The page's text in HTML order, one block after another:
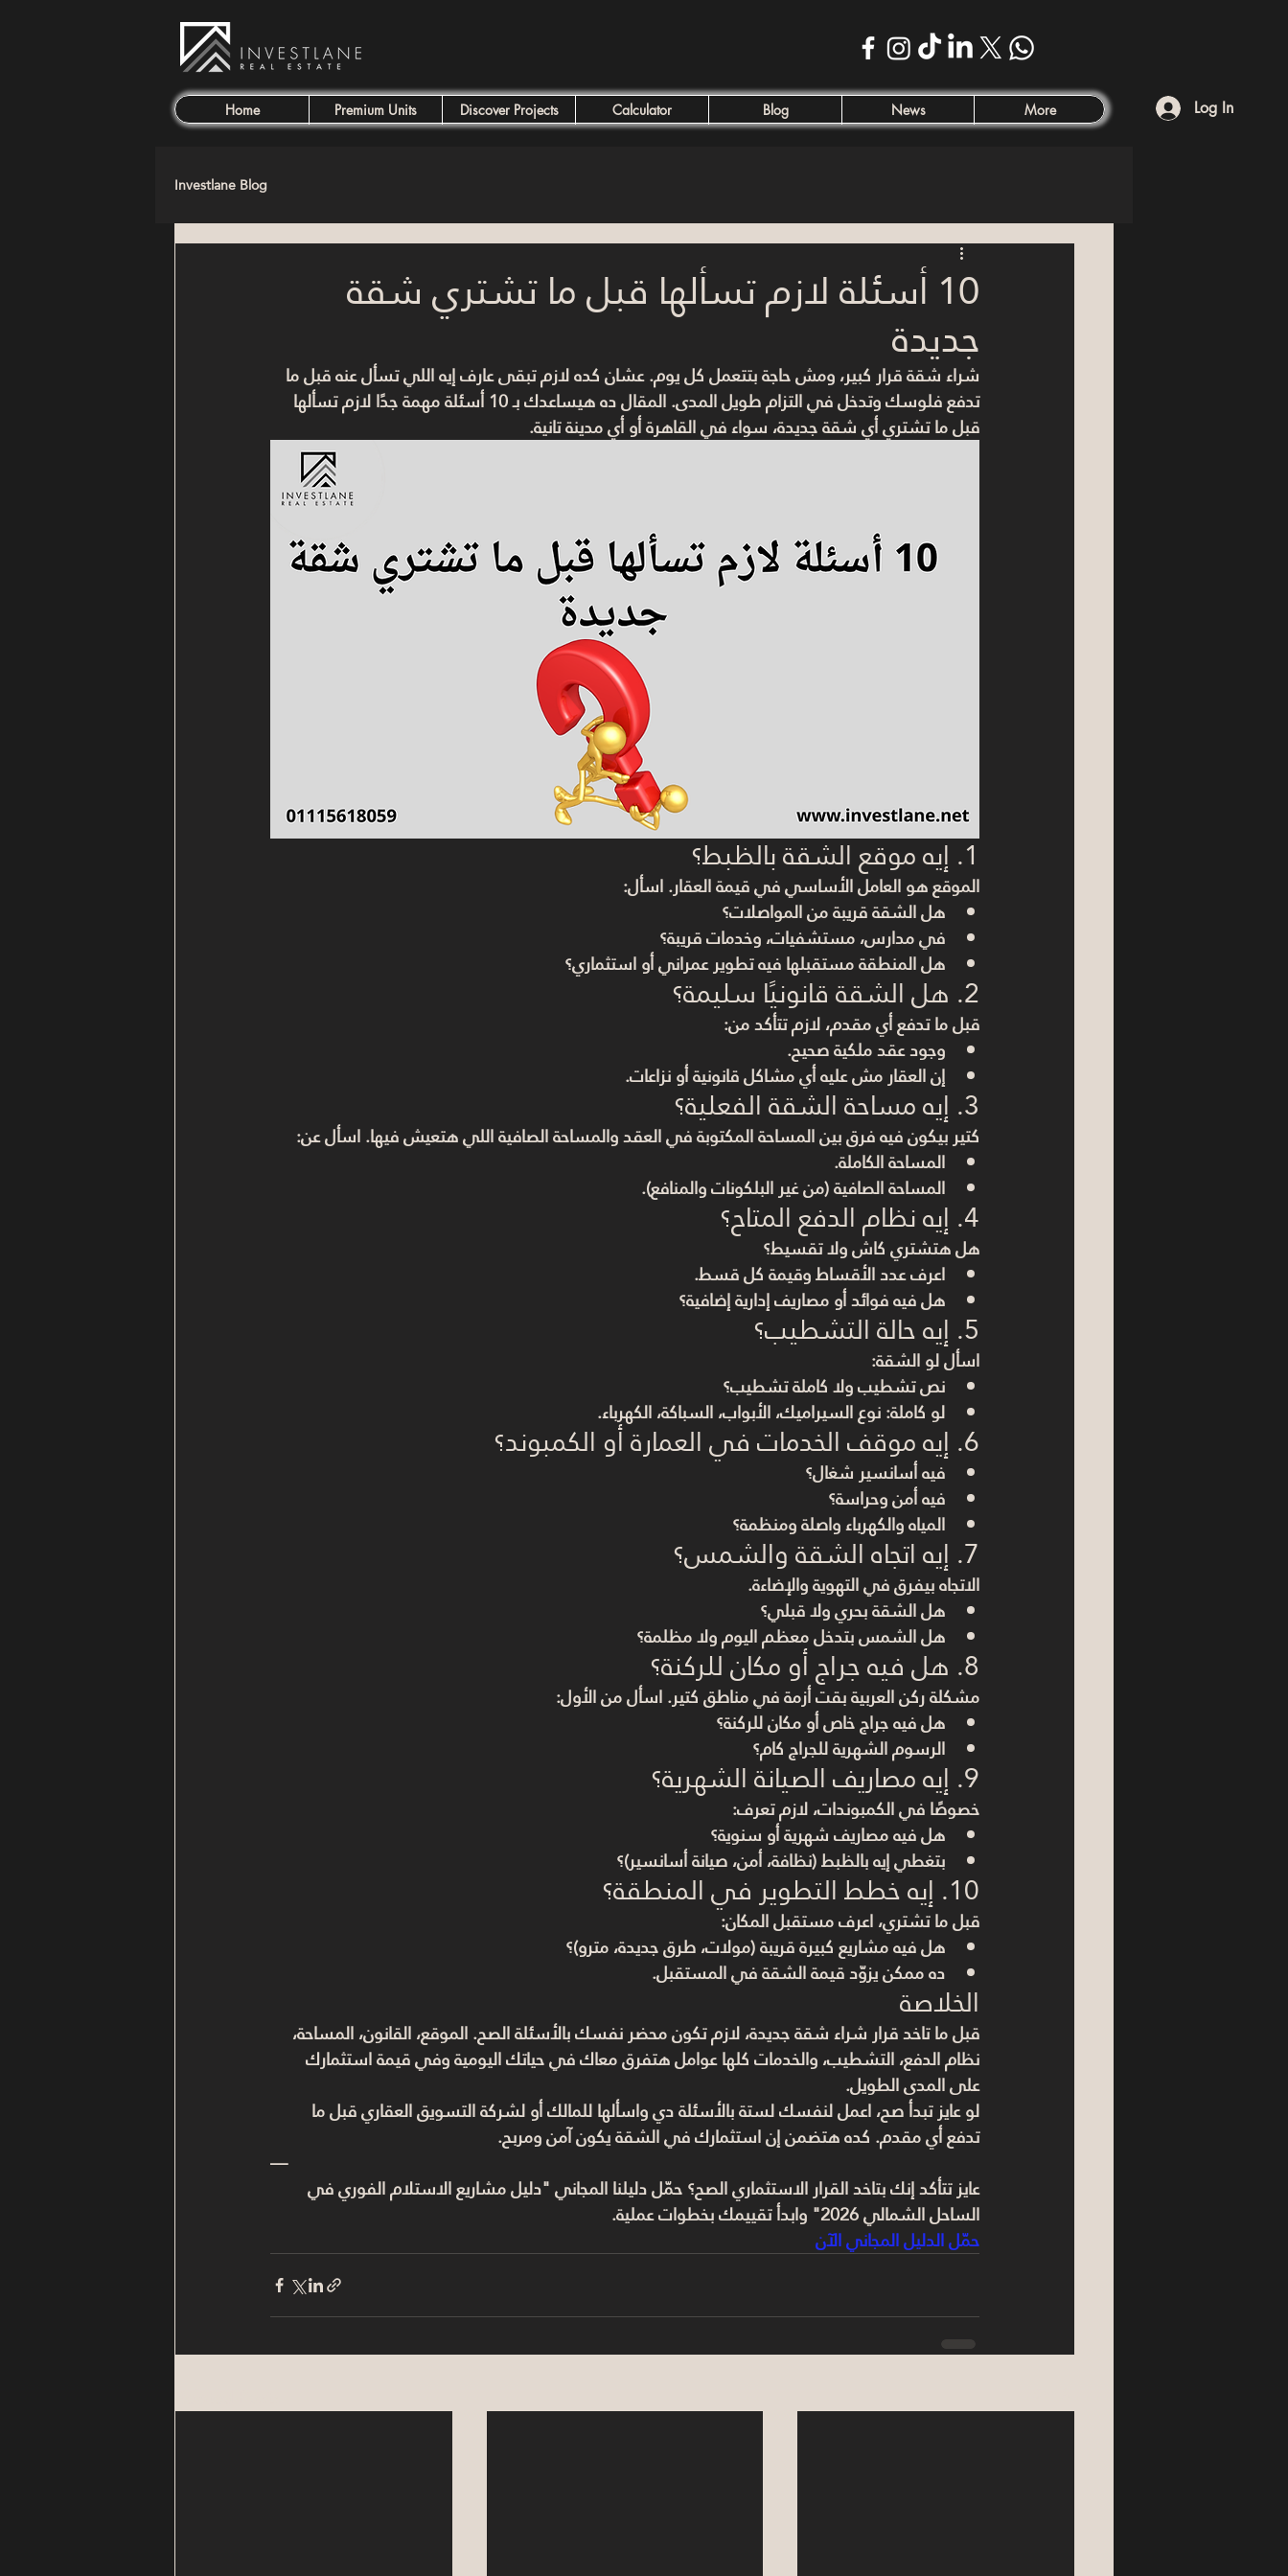
Home Premium Units Discover Projects Calculator Blog News More Log In
Investlane Blog
10 أسئلة لازم تسألها قبل ما تشتري شقة
جديدة
شراء شقة قرار كبير، ومش حاجة بتتعمل كل يوم. عشان كده لازم تبقى عارف إيه اللي تسأل عنه قبل ما
تدفع فلوسك وتدخل في التزام طويل المدى. المقال ده هيساعدك بـ 10 أسئلة مهمة جدًا
لازم تسألها
قبل ما تشتري أي شقة جديدة، سواء في القاهرة أو أي مدينة تانية.
1. إيه موقع الشقة بالظبط؟
الموقع هو العامل الأساسي في قيمة العقار. اسأل:
هل الشقة قريبة من المواصلات؟
في مدارس، مستشفيات، وخدمات قريبة؟
هل المنطقة مستقبلها فيه تطوير عمراني أو استثماري؟
2. هل الشقة قانونيًا سليمة؟
قبل ما تدفع أي مقدم، لازم تتأكد من:
وجود عقد ملكية صحيح.
إن العقار مش عليه أي مشاكل قانونية أو نزاعات.
3. إيه مساحة الشقة الفعلية؟
كتير بيكون فيه فرق بين المساحة المكتوبة في العقد والمساحة الصافية اللي هتعيش فيها. اسأل عن:
المساحة الكاملة.
المساحة الصافية (من غير البلكونات والمنافع).
4. إيه نظام الدفع المتاح؟
هل هتشتري كاش ولا تقسيط؟
اعرف عدد الأقساط وقيمة كل قسط.
هل فيه فوائد أو مصاريف إدارية إضافية؟
5. إيه حالة التشطيب؟
اسأل لو الشقة:
نص تشطيب ولا كاملة تشطيب؟
لو كاملة: نوع السيراميك، الأبواب، السباكة، الكهرباء.
6. إيه موقف الخدمات في العمارة أو الكمبوند؟
فيه أسانسير شغال؟
فيه أمن وحراسة؟
المياه والكهرباء واصلة ومنظمة؟
7. إيه اتجاه الشقة والشمس؟
الاتجاه بيفرق في التهوية والإضاءة.
هل الشقة بحري ولا قبلي؟
هل الشمس بتدخل معظم اليوم ولا مظلمة؟
8. هل فيه جراج أو مكان للركنة؟
مشكلة ركن العربية بقت أزمة في مناطق كتير. اسأل من الأول:
هل فيه جراج خاص أو مكان للركنة؟
الرسوم الشهرية للجراج كام؟
9. إيه مصاريف الصيانة الشهرية؟
خصوصًا في الكمبوندات، لازم تعرف:
هل فيه مصاريف شهرية أو سنوية؟
بتغطي إيه بالظبط (نظافة، أمن، صيانة أسانسير)؟
10. إيه خطط التطوير في المنطقة؟
قبل ما تشتري، اعرف مستقبل المكان:
هل فيه مشاريع كبيرة قريبة (مولات، طرق جديدة، مترو)؟
ده ممكن يزوّد قيمة الشقة في المستقبل.
الخلاصة
قبل ما تاخد قرار شراء شقة جديدة، لازم تكون محضر نفسك بالأسئلة الصح. الموقع، القانون، المساحة،
نظام الدفع، التشطيب، والخدمات كلها عوامل هتفرق معاك في حياتك اليومية وفي قيمة استثمارك
على المدى الطويل.
لو عايز تبدأ صح، اعمل لنفسك لستة بالأسئلة دي واسألها للمالك أو لشركة التسويق العقاري قبل ما
تدفع أي مقدم. كده هتضمن إن استثمارك في الشقة يكون آمن ومربح.
—
عايز تتأكد إنك بتاخد القرار الاستثماري الصح؟ حمّل دليلنا المجاني "دليل مشاريع الاستلام الفوري في
الساحل الشمالي 2026" وابدأ تقييمك بخطوات عملية.
حمّل الدليل المجاني الآن